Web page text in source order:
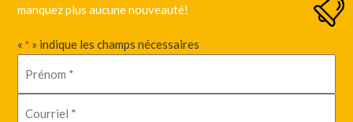
manquez plus aucune nouveauté!
«* » indique les champs nécessaires